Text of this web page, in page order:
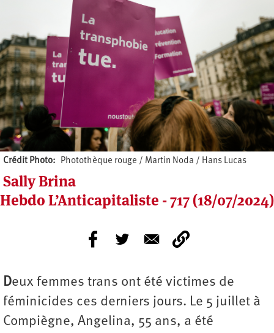
Crédit Photo Photothèque rouge / Martin Noda / Hans Lucas
Sally Brina
Hebdo L’Anticapitaliste - 717 (18/07/2024)
Deux femmes trans ont été victimes de
féminicides ces derniers jours. Le 5 juillet à
Compiègne, Angelina, 55 ans, a été